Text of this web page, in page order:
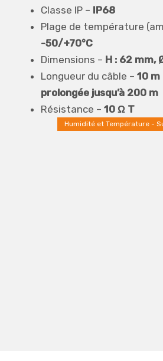
Classe IP – IP68
Plage de température
-50/+70°C
Dimensions – H : 62 mm,
Longueur du câble – 10
prolongée jusqu’à 200 m
Résistance – 10 Ω T
Humidité et Température -